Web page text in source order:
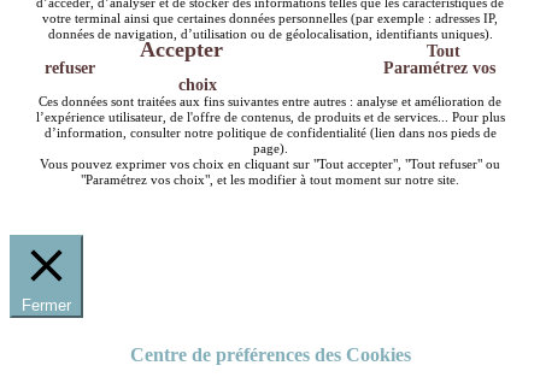
d’accéder, d’analyser et de stocker des informations telles que les caractéristiques de
votre terminal ainsi que certaines données personnelles (par exemple : adresses IP,
données de navigation, d’utilisation ou de géolocalisation, identifiants uniques).
Accepter
Tout
refuser
Paramétrez vos
choix
Ces données sont traitées aux fins suivantes entre autres : analyse et amélioration de
l’expérience utilisateur, de l'offre de contenus, de produits et de services... Pour plus
d’information, consulter notre politique de confidentialité (lien dans nos pieds de
page).
Vous pouvez exprimer vos choix en cliquant sur "Tout accepter", "Tout refuser" ou
"Paramétrez vos choix", et les modifier à tout moment sur notre site.
Fermer
Centre de préférences des Cookies